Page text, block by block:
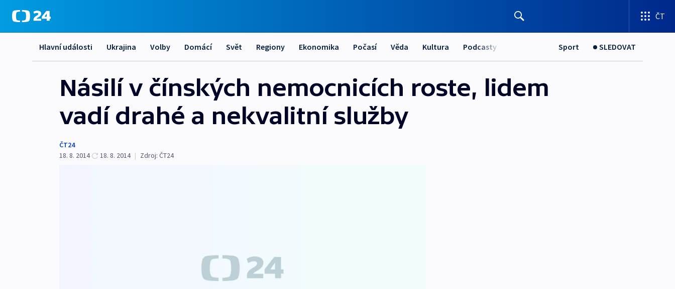
ČT
Hlavní události Ukrajina Volby Domácí Svět Regiony Ekonomika Počasí Věda Kultura Podcasty Sport SLEDOVAT
Násilí v čínských nemocnicích roste, lidem
vadí drahé a nekvalitní služby
ČT24
18. 8. 2014
18. 8. 2014 | Zdroj: ČT24